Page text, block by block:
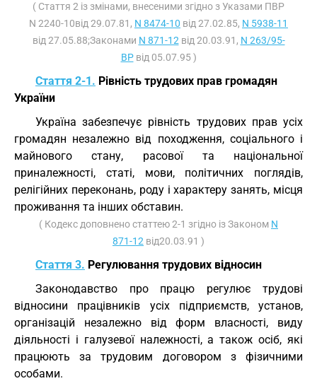
( Стаття 2 із змінами, внесеними згідно з Указами ПВР
N 2240-10від 29.07.81, N 8474-10 від 27.02.85, N 5938-11
від 27.05.88;Законами N 871-12 від 20.03.91, N 263/95-
ВРвід 05.07.95 )
Стаття 2-1. Рівність трудових прав громадян
України
Україна забезпечує рівність трудових прав усіх
громадян незалежно від походження, соціального і
майнового стану, расової та національної
приналежності, статі, мови, політичних поглядів,
релігійних переконань, роду і характеру занять, місця
проживання та інших обставин.
( Кодекс доповнено статтею 2-1 згідно із Законом N
871-12 від20.03.91 )
Стаття 3. Регулювання трудових відносин
Законодавство про працю регулює трудові
відносини працівників усіх підприємств, установ,
організацій незалежно від форм власності, виду
діяльності і галузевої належності, а також осіб, які
працюють за трудовим договором з фізичними
особами.